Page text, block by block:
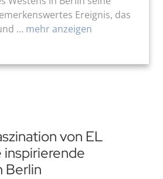
Ereignis, das
... mehr anzeigen
von EL
inspirierende
Berlin